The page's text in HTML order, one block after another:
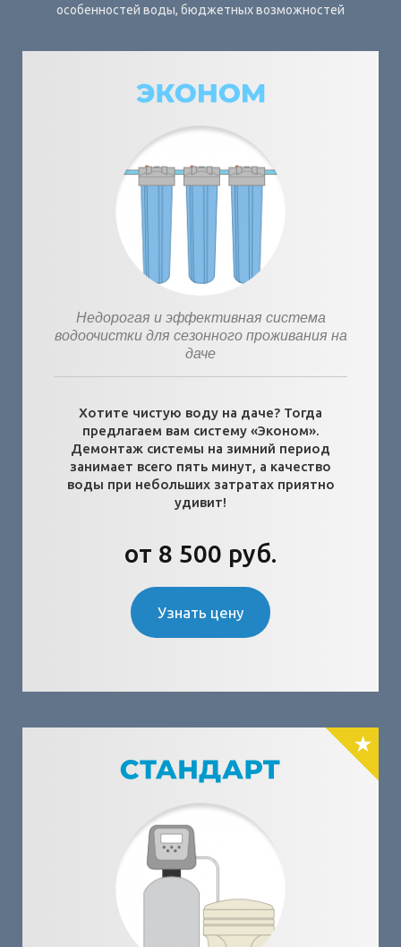
особенностей воды, бюджетных возможностей
Недорогая и эффективная система
водоочистки для сезонного проживания на
даче
Хотите чистую воду на даче? Тогда
предлагаем вам систему «Эконом».
Демонтаж системы на зимний период
занимает всего пять минут, а качество
воды при небольших затратах приятно
удивит!
от 8 500 руб.
Узнать цену